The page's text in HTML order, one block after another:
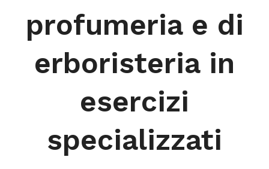
profumeria e di
erboristeria in
esercizi
specializzati